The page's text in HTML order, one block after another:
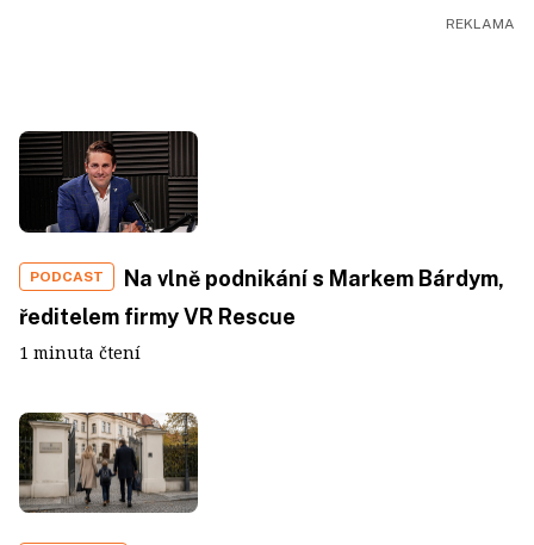
PODCAST
Na vlně podnikání s Markem Bárdym,
ředitelem firmy VR Rescue
1 minuta čtení